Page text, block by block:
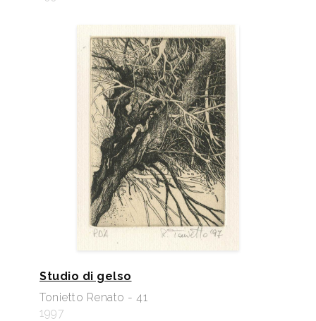
Studio di gelso
Tonietto Renato - 41
1997